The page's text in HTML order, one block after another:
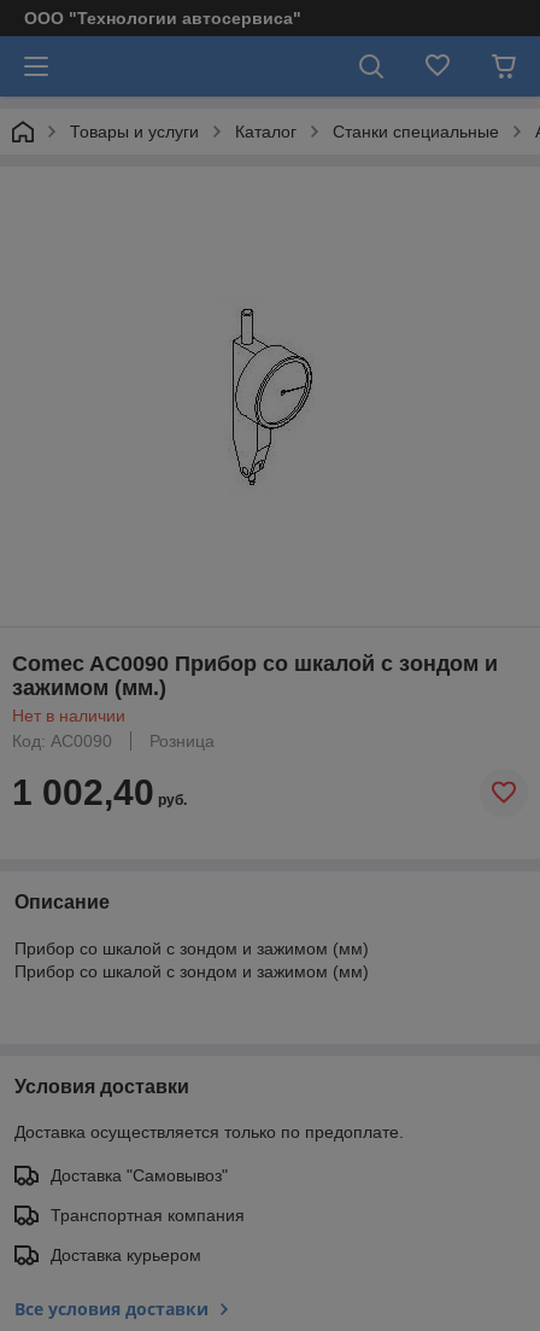
ООО "Технологии автосервиса"
Товары и услуги Каталог Станки специальные
Comec AC0090 Прибор со шкалой с зондом и
зажимом (мм.)
Нет в наличии
Код: AC0090
Розница
1 002,40 руб.
Описание
Прибор со шкалой с зондом и зажимом (мм)
Прибор со шкалой с зондом и зажимом (мм)
Условия доставки
Доставка осуществляется только по предоплате.
Доставка "Самовывоз"
Транспортная компания
Доставка курьером
Все условия доставки